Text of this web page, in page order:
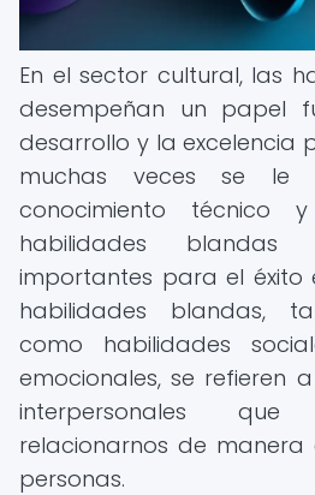
En el sector cultural, las
desempeñan un papel
desarrollo y la excelencia
muchas veces se le
conocimiento técnico
habilidades blandas
importantes para el éxito
habilidades blandas,
como habilidades
emocionales, se refieren
interpersonales
relacionarnos de
personas.